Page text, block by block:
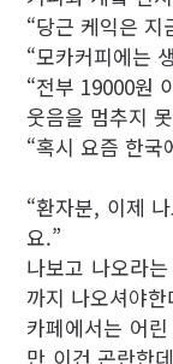
“당근 케익은 지
“모카커피에는
“전부 19000원
웃음을 멈추지
“혹시 요즘 한국
“환자분, 이제
요.”
나보고 나오라
까지 나오셔야
카페에서는 어
만 이건 곤란한